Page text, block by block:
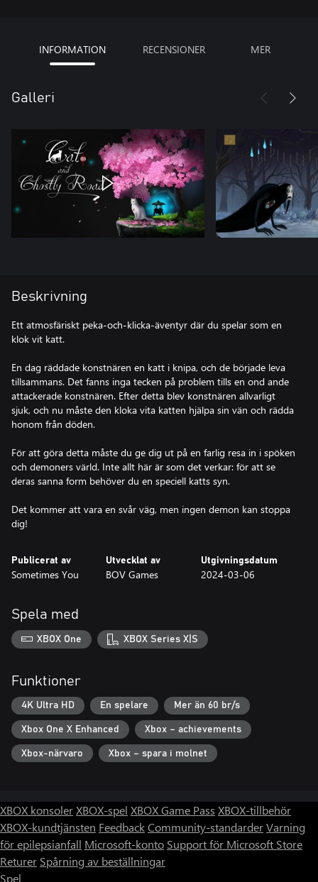
INFORMATION RECENSIONER MER
Galleri
Beskrivning
Ett atmosfäriskt peka-och-klicka-äventyr där du spelar som en
klok vit katt.
En dag räddade konstnären en katt i knipa, och de började leva
tillsammans. Det fanns inga tecken på problem tills en ond ande
attackerade konstnären. Efter detta blev konstnären allvarligt
sjuk, och nu måste den kloka vita katten hjälpa sin vän och rädda
honom från döden.
För att göra detta måste du ge dig ut på en farlig resa in i spöken
och demoners värld. Inte allt här är som det verkar: för att se
deras sanna form behöver du en speciell katts syn.
Det kommer att vara en svår väg, men ingen demon kan stoppa
dig!
Publicerat av
Sometimes You
Utvecklat av
BOV Games
Utgivningsdatum
2024-03-06
Spela med
XBOX One XBOX Series X|S
Funktioner
4K Ultra HD En spelare Mer än 60 br/s
Xbox One X Enhanced Xbox – achievements
Xbox-närvaro Xbox – spara i molnet
XBOX konsolerXBOX-spel XBOX Game Pass XBOX-tillbehör
XBOX-kundtjänsten FeedbackCommunity-standarderVarning
för epilepsianfall Microsoft-konto Support för Microsoft Store
Returer Spårning av beställningar
Spel